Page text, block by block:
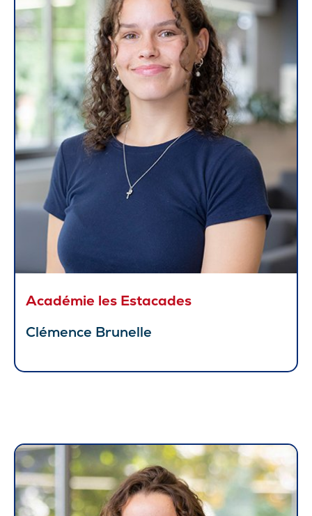
Académie les Estacades
Clémence Brunelle